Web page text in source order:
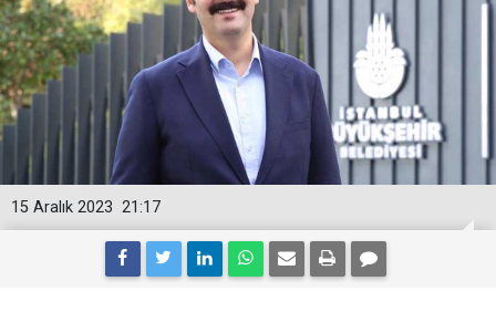
21:17
15 Aralık 2023